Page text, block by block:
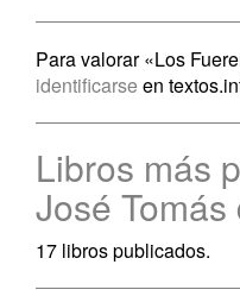
Para valorar «Los
identificarse en
Libros más
José
17 libros publicados.